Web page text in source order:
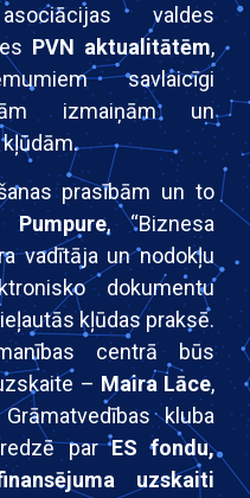
valdes
PVN aktualitātēm,
savlaicīgi
izmaiņām un
prasībām un to
Pumpure, “Biznesa
vadītāja un nodokļu
dokumentu
kļūdas praksē.
centrā būs
– Maira Lāce,
kluba
parES fondu,
uzskaiti